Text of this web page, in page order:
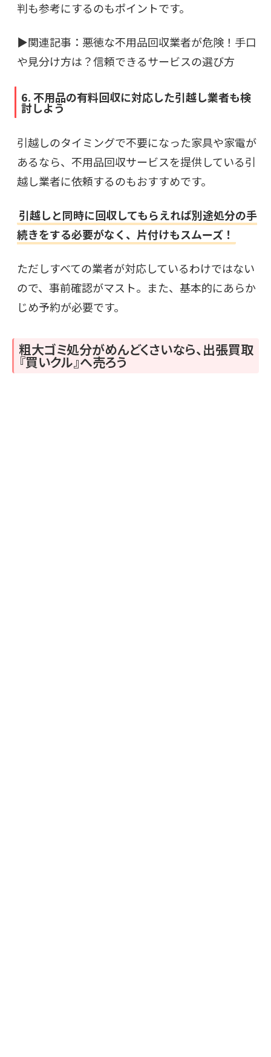
判も参考にするのもポイントです。
▶︎関連記事： 悪徳な不用品回収業者が危険！手口
や見分け方は？信頼できるサービスの選び方
6. 不用品の有料回収に対応した引越し業者も検
討しよう
引越しのタイミングで不要になった家具や家電が
あるなら、不用品回収サービスを提供している引
越し業者に依頼するのもおすすめです。
引越しと同時に回収してもらえれば別途処分の手
続きをする必要がなく、片付けもスムーズ！
ただしすべての業者が対応しているわけではない
ので、事前確認がマスト。また、基本的にあらか
じめ予約が必要です。
粗大ゴミ処分がめんどくさいなら、出張買取
『買いクル』へ売ろう